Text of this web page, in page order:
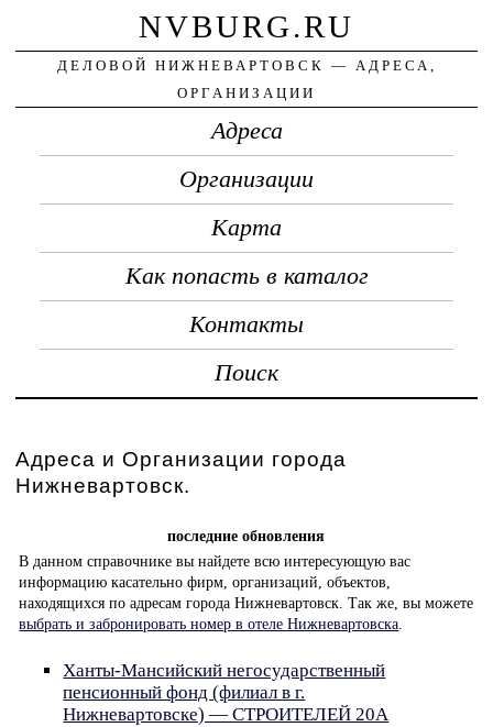
NVBURG.RU
ДЕЛОВОЙ НИЖНЕВАРТОВСК — АДРЕСА,
ОРГАНИЗАЦИИ
Адреса
Организации
Карта
Как попасть в каталог
Контакты
Поиск
Адреса и Организации города
Нижневартовск.
последние обновления
В данном справочнике вы найдете всю интересующую вас
информацию касательно фирм, организаций, объектов,
находящихся по адресам города Нижневартовск. Так же, вы можете
выбрать и забронировать номер в отеле Нижневартовска
Ханты-Мансийский негосударственный
пенсионный фонд (филиал в г.
Нижневартовске) — СТРОИТЕЛЕЙ 20А